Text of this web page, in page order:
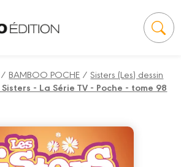
/BAMBOO POCHE /Sisters (Les) dessin
Sisters - La Série TV - Poche - tome 98